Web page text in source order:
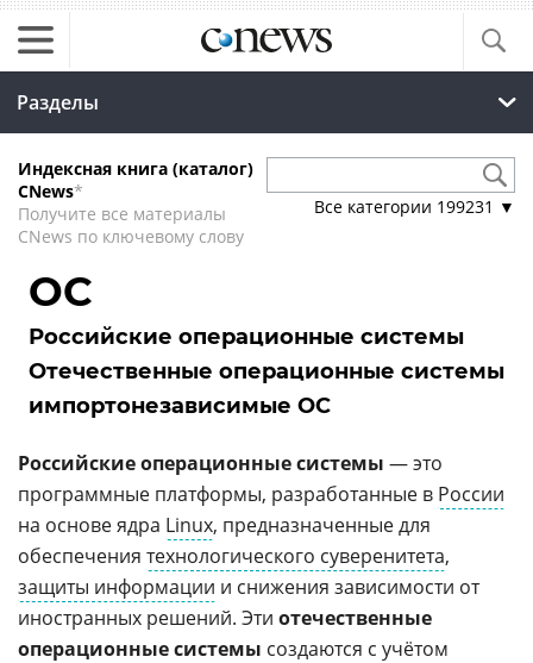
Разделы
Индексная книга (каталог)
CNews*
Получите все материалы
CNews по ключевому слову
Все категории 199231 ▼
ОС
Российские операционные системы
Отечественные операционные системы
импортонезависимые ОС
Российские операционные системы — это
программные платформы, разработанные в России
на основе ядра Linux, предназначенные для
обеспечения технологического суверенитета,
защиты информации и снижения зависимости от
иностранных решений. Эти отечественные
операционные системы создаются с учётом